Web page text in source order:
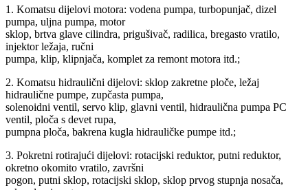
1. Komatsu dijelovi motora: vodena pumpa, turbopunjač, ​​dizel
pumpa, uljna pumpa, motor
sklop, brtva glave cilindra, prigušivač, radilica, bregasto vratilo,
injektor ležaja, ručni
pumpa, klip, klipnjača, komplet za remont motora itd.;
2. Komatsu hidraulični dijelovi: sklop zakretne ploče, ležaj
hidraulične pumpe, zupčasta pumpa,
solenoidni ventil, servo klip, glavni ventil, hidraulična pumpa PC
ventil, ploča s devet rupa,
pumpna ploča, bakrena kugla hidrauličke pumpe itd.;
3. Pokretni rotirajući dijelovi: rotacijski reduktor, putni reduktor,
okretno okomito vratilo, završni
pogon, putni sklop, rotacijski sklop, sklop prvog stupnja nosača,